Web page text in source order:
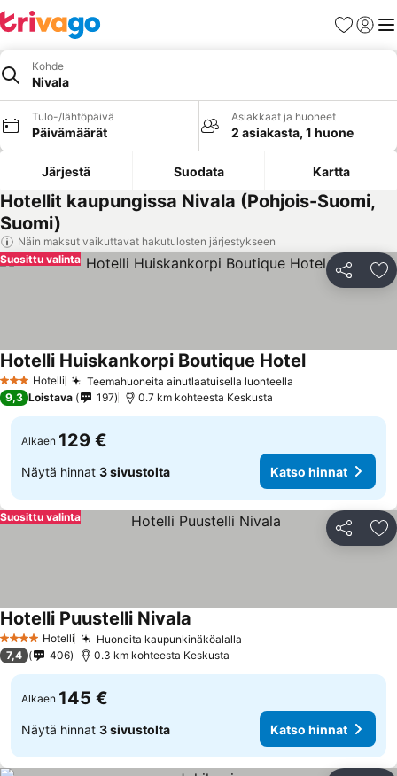
Suosikit
Kohde
Nivala
Tulo-/lähtöpäivä
Päivämäärät
Asiakkaat ja huoneet
2 asiakasta, 1 huone
Järjestä Suodata Kartta
Hotellit kaupungissa Nivala (Pohjois-Suomi,
Suomi)
Näin maksut vaikuttavat hakutulosten järjestykseen
Jaa
Suosittu valinta
3 Tähtiluokitus
Hotelli Teemahuoneita ainutlaatuisella luonteella
Hotelli Huiskankorpi Boutique HotelKatso hinnat
9,3 Loistava 197 0.7 km kohteesta Keskusta
Alkaen 129 €
Näytä hinnat 3 sivustolta Katso hinnat
Jaa
Suosittu valinta
4 Tähtiluokitus
Hotelli Huoneita kaupunkinäköalalla
Hotelli Puustelli Nivala
7,4 406 0.3 km kohteesta Keskusta
Alkaen 145 €
Näytä hinnat 3 sivustolta Katso hinnat